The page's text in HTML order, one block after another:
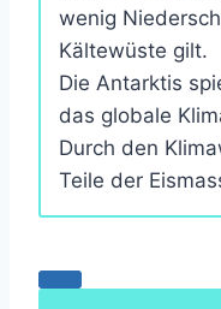
wenig
Kältewüste gilt.
Die Antarktis
das globale
Durch den
Teile der